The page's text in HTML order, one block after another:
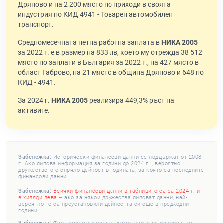
Дряново и на 2 200 място по приходи в своята
индустрия по КИД 4941 - Товарен автомобилен
транспорт.
Средномесечната нетна работна заплата в НИКА 2005
за 2022 г. е в размер на 833 лв, което му отрежда 38 512
място по заплати в България за 2022 г., на 427 място в
област Габрово, на 21 място в община Дряново и 648 по
КИД - 4941.
За 2024 г. НИКА 2005 реализира 449,3% ръст на
активите.
Забележка: Исторически финансови данни се поддържат от 2008
г. Ако липсва информация за години до 2024 г. , вероятно
дружеството е спряло дейност в годината, за която са последните
финансови данни.
Забележка: Всички финансови данни в таблиците са за 2024 г. и
в хиляди лева – ако за някои дружества липсват данни, най-
вероятно те са преустановили дейността си още в предходни
години.